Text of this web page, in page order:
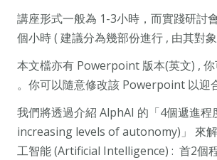
講座形式一般為 1-3小時，而實踐研討
個小時 ( 建議分為幾部份進行 , 由其對
本文檔亦有 Powerpoint 版本(英文) , 你
。你可以隨意修改該 Powerpoint 以迎
我們將透過介紹 AlphAI 的「4個遞進程
increasing levels of autonomy)」 來
工智能 (Artificial Intelligence) : 首2個